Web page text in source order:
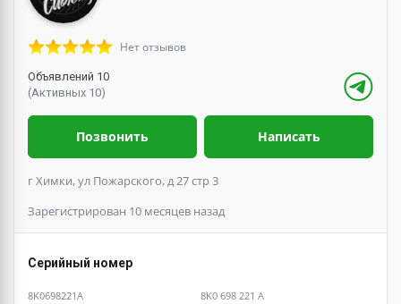
Нет отзывов
Объявлений 10
(Активных 10)
Позвонить Написать
г Химки, ул Пожарского, д 27 стр 3
Зарегистрирован 10 месяцев назад
Серийный номер
8K0698221A 8K0 698 221 A